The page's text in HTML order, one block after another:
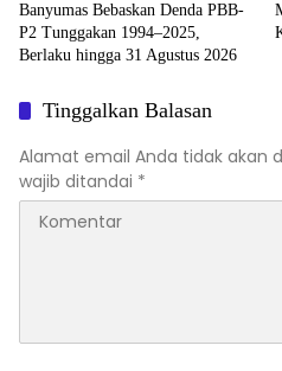
Banyumas Bebaskan Denda PBB-
P2 Tunggakan 1994–2025,
Berlaku hingga 31 Agustus 2026
Tinggalkan Balasan
Alamat email Anda tidak akan
wajib ditandai *